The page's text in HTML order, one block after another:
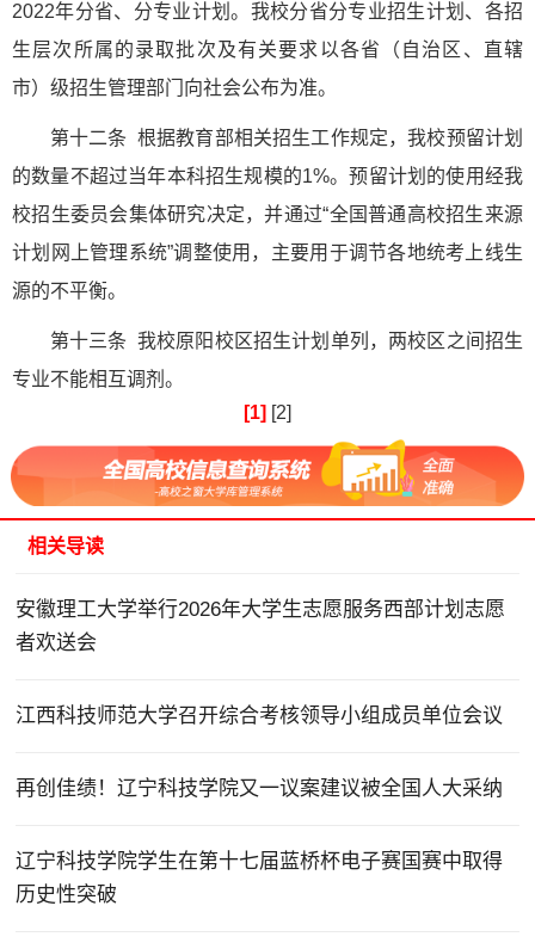
2022年分省、分专业计划。我校分省分专业招生计划、各招
生层次所属的录取批次及有关要求以各省（自治区、直辖
市）级招生管理部门向社会公布为准。
第十二条 根据教育部相关招生工作规定，我校预留计划
的数量不超过当年本科招生规模的1%。预留计划的使用经我
校招生委员会集体研究决定，并通过“全国普通高校招生来源
计划网上管理系统”调整使用，主要用于调节各地统考上线生
源的不平衡。
第十三条 我校原阳校区招生计划单列，两校区之间招生
专业不能相互调剂。
[1] [2]
相关导读
安徽理工大学举行2026年大学生志愿服务西部计划志愿
者欢送会
江西科技师范大学召开综合考核领导小组成员单位会议
再创佳绩！辽宁科技学院又一议案建议被全国人大采纳
辽宁科技学院学生在第十七届蓝桥杯电子赛国赛中取得
历史性突破